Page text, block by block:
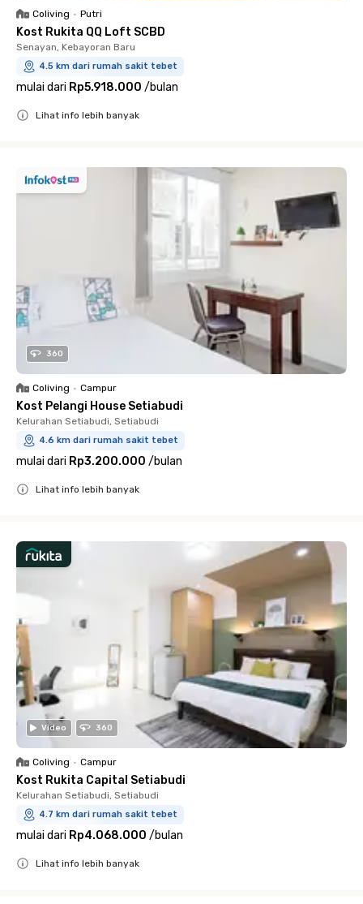
Coliving • Putri
Kost Rukita QQ Loft SCBD
Senayan, Kebayoran Baru
4.5 km dari rumah sakit tebet
mulai dari Rp5.918.000 /bulan
Lihat info lebih banyak
360
Coliving • Campur
Kost Pelangi House Setiabudi
Kelurahan Setiabudi, Setiabudi
4.6 km dari rumah sakit tebet
mulai dari Rp3.200.000 /bulan
Lihat info lebih banyak
Video 360
Coliving • Campur
Kost Rukita Capital Setiabudi
Kelurahan Setiabudi, Setiabudi
4.7 km dari rumah sakit tebet
mulai dari Rp4.068.000 /bulan
Lihat info lebih banyak